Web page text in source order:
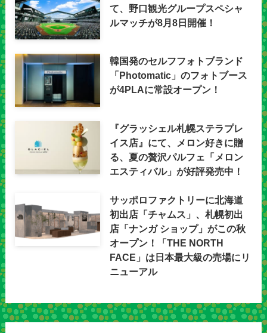
て、野口観光グループスペシャ
ルマッチが8月8日開催！
韓国発のセルフフォトブランド
「Photomatic」のフォトブース
が4PLAに常設オープン！
『グラッシェル札幌ステラプレ
イス店』にて、メロン好きに贈
る、夏の贅沢パルフェ「メロン
エスティバル」が好評発売中！
サッポロファクトリーに北海道
初出店「チャムス」、札幌初出
店「ナンガ ショップ」がこの秋
オープン！「THE NORTH
FACE」は日本最大級の売場にリ
ニューアル